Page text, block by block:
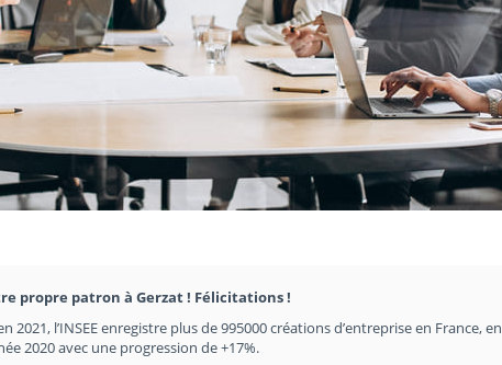
propre patron à Gerzat ! Félicitations !
l’INSEE enregistre plus de 995000 créations d’entreprise en France, en
2020 avec une progression de +17%.